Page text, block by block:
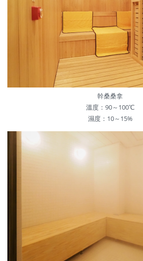
幹桑桑拿
溫度：90～100℃
濕度：10～15%